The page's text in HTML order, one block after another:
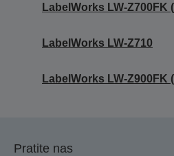
LabelWorks LW-Z700FK
LabelWorks LW-Z710
LabelWorks LW-Z900FK
Pratite nas